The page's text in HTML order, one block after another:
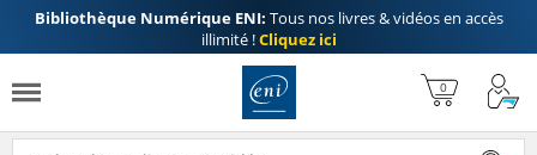
Bibliothèque Numérique ENI: Tous nos livres & vidéos en accès
illimité !Cliquez ici